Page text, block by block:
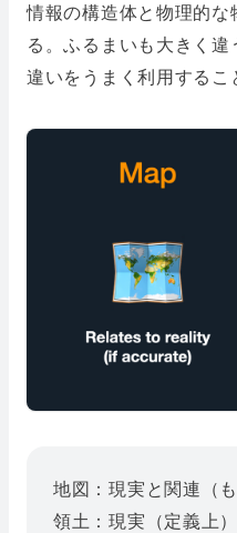
情報の構造体と物理的
る。ふるまいも大きく
違いをうまく利用するこ
地図：現実と関連（
領土：現実（定義上）